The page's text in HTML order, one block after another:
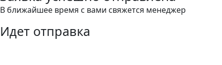
В ближайшее время с вами свяжется менеджер
Идет отправка